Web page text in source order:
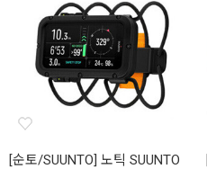
[순토/SUUNTO] 노틱 SUUNTO